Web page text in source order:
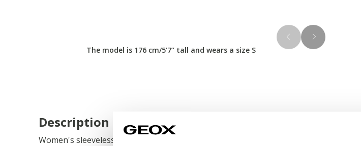
The model is 176 cm/5’7’’ tall and wears a size S
Description
Women's sleeveless down jacket with zip fastening and fitted cut, featuring a